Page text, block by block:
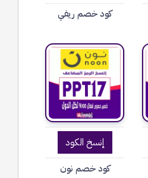
كود خصم ريفي
إنسخ الكود
كود خصم نون